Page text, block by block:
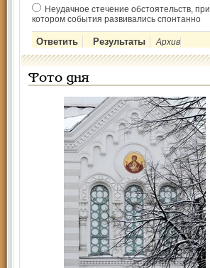
Неудачное стечение обстоятельств, при
котором события развивались спонтанно
Архив
Фото дня